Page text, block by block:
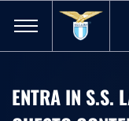
ENTRA IN S.S.